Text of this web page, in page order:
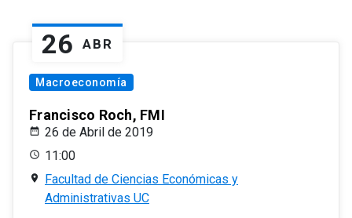
26 ABR
Macroeconomía
Francisco Roch, FMI
26 de Abril de 2019
11:00
Facultad de Ciencias Económicas y
Administrativas UC